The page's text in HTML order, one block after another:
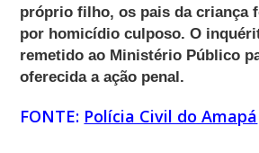
próprio filho, os pais da criança
por homicídio culposo. O
remetido ao Ministério Público
oferecida a ação penal.
FONTE: Polícia Civil do Amapá